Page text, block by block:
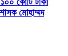
মোহাম্মদ